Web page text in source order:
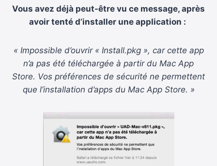
Vous avez déjà peut-être vu ce message, après
avoir tenté d’installer une application :
« Impossible d’ouvrir « Install.pkg », car cette app
n’a pas été téléchargée à partir du Mac App
Store. Vos préférences de sécurité ne permettent
que l’installation d’apps du Mac App Store. »